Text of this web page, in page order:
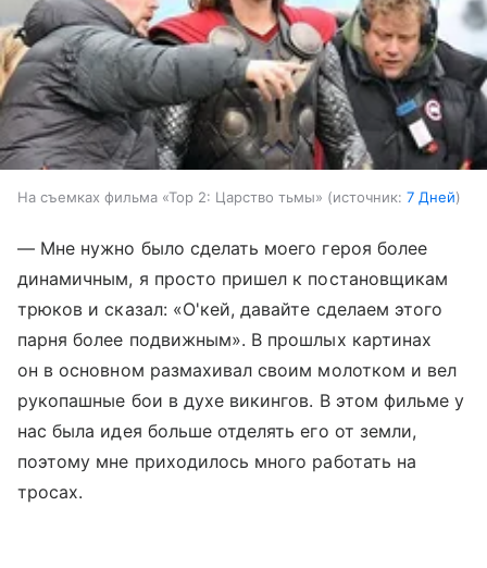
На съемках фильма «Тор 2: Царство тьмы» источник: 7 Дней
— Мне нужно было сделать моего героя более
динамичным, я просто пришел к постановщикам
трюков и сказал: «О'кей, давайте сделаем этого
парня более подвижным». В прошлых картинах
он в основном размахивал своим молотком и вел
рукопашные бои в духе викингов. В этом фильме у
нас была идея больше отделять его от земли,
поэтому мне приходилось много работать на
тросах.